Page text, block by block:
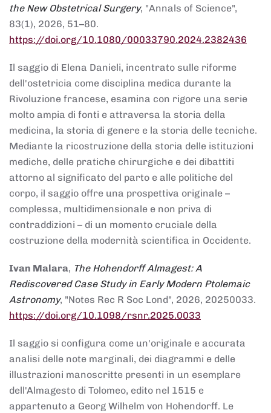
the New Obstetrical Surgery, "Annals of Science",
83(1), 2026, 51–80.
https://doi.org/10.1080/00033790.2024.2382436
Il saggio di Elena Danieli, incentrato sulle riforme
dell'ostetricia come disciplina medica durante la
Rivoluzione francese, esamina con rigore una serie
molto ampia di fonti e attraversa la storia della
medicina, la storia di genere e la storia delle tecniche.
Mediante la ricostruzione della storia delle istituzioni
mediche, delle pratiche chirurgiche e dei dibattiti
attorno al significato del parto e alle politiche del
corpo, il saggio offre una prospettiva originale –
complessa, multidimensionale e non priva di
contraddizioni – di un momento cruciale della
costruzione della modernità scientifica in Occidente.
Ivan Malara, The Hohendorff Almagest: A
Rediscovered Case Study in Early Modern Ptolemaic
Astronomy, "Notes Rec R Soc Lond", 2026, 20250033.
https://doi.org/10.1098/rsnr.2025.0033
Il saggio si configura come un'originale e accurata
analisi delle note marginali, dei diagrammi e delle
illustrazioni manoscritte presenti in un esemplare
dell'Almagesto di Tolomeo, edito nel 1515 e
appartenuto a Georg Wilhelm von Hohendorff. Le